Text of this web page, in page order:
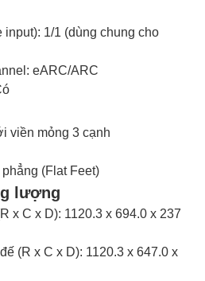
input): 1/1 (dùng chung cho
eARC/ARC
viền mỏng 3 cạnh
(Flat Feet)
lượng
x C x D): 1120.3 x 694.0 x 237
(R x C x D): 1120.3 x 647.0 x